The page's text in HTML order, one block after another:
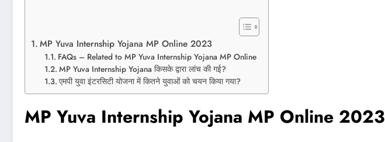
MP Yuva Internship Yojana MP Online 2023
FAQs – Related to MP Yuva Internship Yojana MP Online
MP Yuva Internship Yojana किसके द्वारा लांच की गई?
एमपी युवा इंटरसिटी योजना में कितने युवाओं को चयन किया गया?
MP Yuva Internship Yojana MP Online 2023